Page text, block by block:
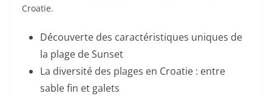
Croatie.
Découverte des caractéristiques uniques de
la plage de Sunset
La diversité des plages en Croatie : entre
sable fin et galets